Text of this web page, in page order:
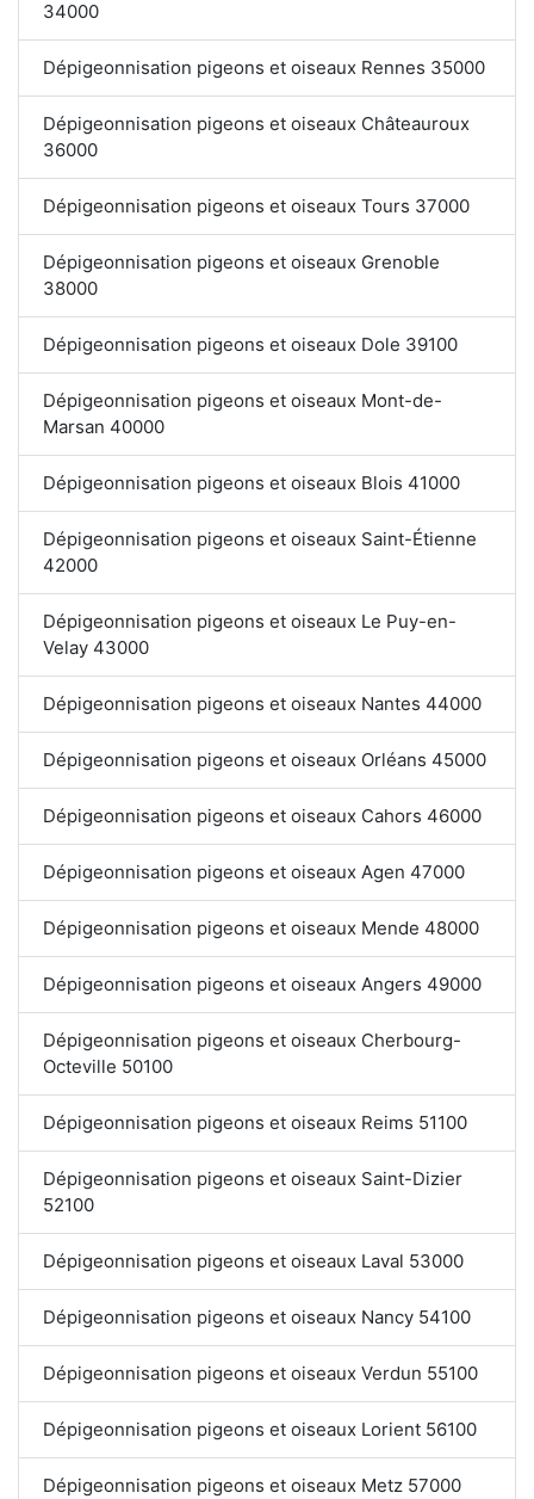
34000
Dépigeonnisation pigeons et oiseaux Rennes 35000
Dépigeonnisation pigeons et oiseaux Châteauroux
36000
Dépigeonnisation pigeons et oiseaux Tours 37000
Dépigeonnisation pigeons et oiseaux Grenoble
38000
Dépigeonnisation pigeons et oiseaux Dole 39100
Dépigeonnisation pigeons et oiseaux Mont-de-
Marsan 40000
Dépigeonnisation pigeons et oiseaux Blois 41000
Dépigeonnisation pigeons et oiseaux Saint-Étienne
42000
Dépigeonnisation pigeons et oiseaux Le Puy-en-
Velay 43000
Dépigeonnisation pigeons et oiseaux Nantes 44000
Dépigeonnisation pigeons et oiseaux Orléans 45000
Dépigeonnisation pigeons et oiseaux Cahors 46000
Dépigeonnisation pigeons et oiseaux Agen 47000
Dépigeonnisation pigeons et oiseaux Mende 48000
Dépigeonnisation pigeons et oiseaux Angers 49000
Dépigeonnisation pigeons et oiseaux Cherbourg-
Octeville 50100
Dépigeonnisation pigeons et oiseaux Reims 51100
Dépigeonnisation pigeons et oiseaux Saint-Dizier
52100
Dépigeonnisation pigeons et oiseaux Laval 53000
Dépigeonnisation pigeons et oiseaux Nancy 54100
Dépigeonnisation pigeons et oiseaux Verdun 55100
Dépigeonnisation pigeons et oiseaux Lorient 56100
Dépigeonnisation pigeons et oiseaux Metz 57000